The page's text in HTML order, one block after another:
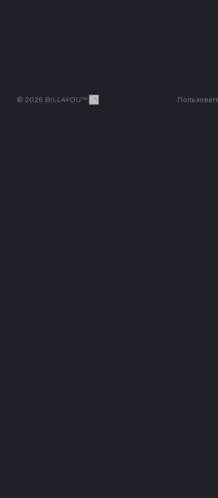
© 2026 BILL4YOU™.